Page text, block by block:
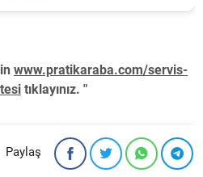
www.pratikaraba.com/servis-
tıklayınız. "
Paylaş